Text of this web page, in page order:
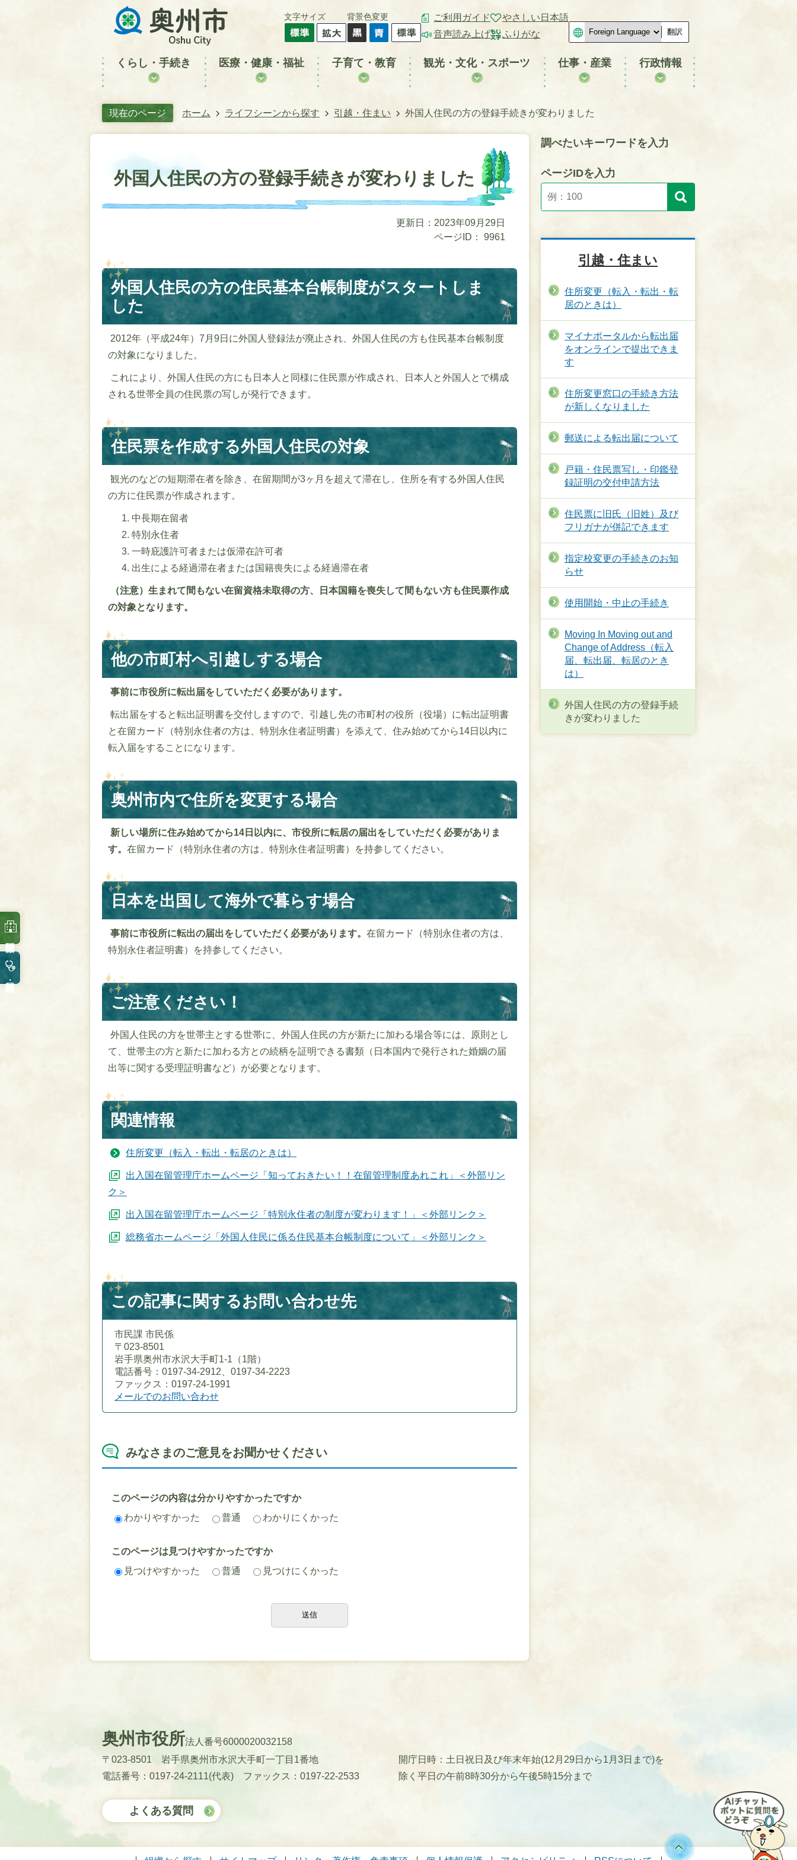
文字サイズ 背景色変更
ご利用ガイド
音声読み上げ
やさしい日本語
ふりがな
翻訳
くらし・手続き 医療・健康・福祉 子育て・教育 観光・文化・スポーツ 仕事・産業 行政情報
現在のページ ホーム ライフシーンから探す 引越・住まい 外国人住民の方の登録手続きが変わりました
外国人住民の方の登録手続きが変わりました
更新日：2023年09月29日
ページID：
9961
外国人住民の方の住民基本台帳制度がスタートしま
した
2012年（平成24年）7月9日に外国人登録法が廃止され、外国人住民の方も住民基本台帳制度
の対象になりました。
これにより、外国人住民の方にも日本人と同様に住民票が作成され、日本人と外国人とで構成
される世帯全員の住民票の写しが発行できます。
住民票を作成する外国人住民の対象
観光のなどの短期滞在者を除き、在留期間が3ヶ月を超えて滞在し、住所を有する外国人住民
の方に住民票が作成されます。
中長期在留者
特別永住者
一時庇護許可者または仮滞在許可者
出生による経過滞在者または国籍喪失による経過滞在者
（注意）生まれて間もない在留資格未取得の方、日本国籍を喪失して間もない方も住民票作成
の対象となります。
他の市町村へ引越しする場合
事前に市役所に転出届をしていただく必要があります。
転出届をすると転出証明書を交付しますので、引越し先の市町村の役所（役場）に転出証明書
と在留カード（特別永住者の方は、特別永住者証明書）を添えて、住み始めてから14日以内に
転入届をすることになります。
奥州市内で住所を変更する場合
新しい場所に住み始めてから14日以内に、市役所に転居の届出をしていただく必要がありま
す。 在留カード（特別永住者の方は、特別永住者証明書）を持参してください。
日本を出国して海外で暮らす場合
事前に市役所に転出の届出をしていただく必要があります。 在留カード（特別永住者の方は、
特別永住者証明書）を持参してください。
ご注意ください！
外国人住民の方を世帯主とする世帯に、外国人住民の方が新たに加わる場合等には、原則とし
て、世帯主の方と新たに加わる方との続柄を証明できる書類（日本国内で発行された婚姻の届
出等に関する受理証明書など）が必要となります。
関連情報
住所変更（転入・転出・転居のときは）
出入国在留管理庁ホームページ「知っておきたい！！在留管理制度あれこれ」＜外部リン
ク＞
出入国在留管理庁ホームページ「特別永住者の制度が変わります！」＜外部リンク＞
総務省ホームページ「外国人住民に係る住民基本台帳制度について」＜外部リンク＞
この記事に関するお問い合わせ先
市民課 市民係
〒023-8501
岩手県奥州市水沢大手町1-1（1階）
電話番号：0197-34-2912、0197-34-2223
ファックス：0197-24-1991
メールでのお問い合わせ
みなさまのご意見をお聞かせください
このページの内容は分かりやすかったですか
わかりやすかった
普通 わかりにくかった
このページは見つけやすかったですか
見つけやすかった
普通 見つけにくかった
調べたいキーワードを入力
ページIDを入力
引越・住まい
住所変更（転入・転出・転
居のときは）
マイナポータルから転出届
をオンラインで提出できま
す
住所変更窓口の手続き方法
が新しくなりました
郵送による転出届について
戸籍・住民票写し・印鑑登
録証明の交付申請方法
住民票に旧氏（旧姓）及び
フリガナが併記できます
指定校変更の手続きのお知
らせ
使用開始・中止の手続き
Moving In Moving out and
Change of Address（転入
届、転出届、転居のとき
は）
外国人住民の方の登録手続
きが変わりました
奥州市役所法人番号6000020032158
〒023-8501 岩手県奥州市水沢大手町一丁目1番地
電話番号：0197-24-2111(代表)
ファックス：0197-22-2533
開庁日時：土日祝日及び年末年始(12月29日から1月3日まで)を
除く平日の午前8時30分から午後5時15分まで
よくある質問